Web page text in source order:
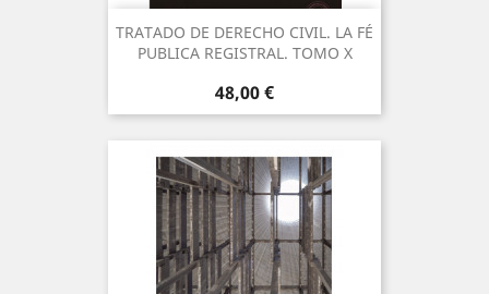
TRATADO DE DERECHO CIVIL. LA FÉ
PUBLICA REGISTRAL. TOMO X
Precio
48,00 €